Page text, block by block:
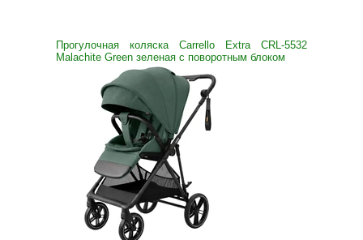
Прогулочная коляска Carrello Extra CRL-5532
Malachite Green зеленая с поворотным блоком